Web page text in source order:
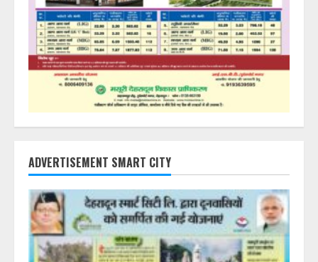
ADVERTISEMENT SMART CITY